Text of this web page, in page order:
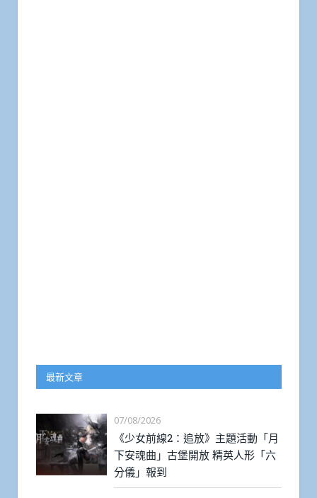
最新文章
07/08/2026
《少女前線2：追放》主題活動「月
下安魂曲」古堡開放 精英人形「六
分儀」報到